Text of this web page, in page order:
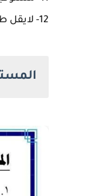
12- لايقل طوله عن (165) مائة وخمسة وستين سنتيمتراً .